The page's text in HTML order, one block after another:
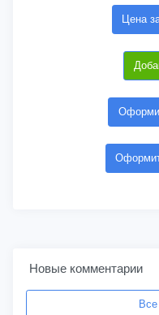
Цена
Новые комментарии